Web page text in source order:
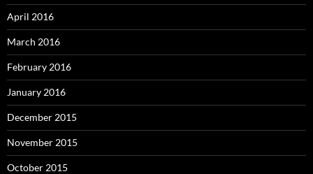
April 2016
March 2016
February 2016
January 2016
December 2015
November 2015
October 2015